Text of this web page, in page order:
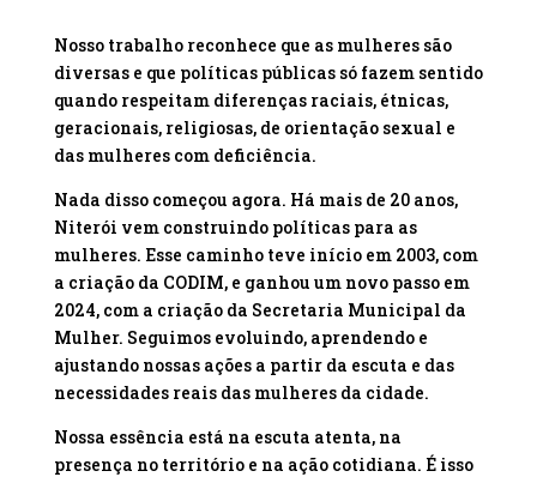
Nosso trabalho reconhece que as mulheres são
diversas e que políticas públicas só fazem sentido
quando respeitam diferenças raciais, étnicas,
geracionais, religiosas, de orientação sexual e
das mulheres com deficiência.
Nada disso começou agora. Há mais de 20 anos,
Niterói vem construindo políticas para as
mulheres. Esse caminho teve início em 2003, com
a criação da CODIM, e ganhou um novo passo em
2024, com a criação da Secretaria Municipal da
Mulher. Seguimos evoluindo, aprendendo e
ajustando nossas ações a partir da escuta e das
necessidades reais das mulheres da cidade.
Nossa essência está na escuta atenta, na
presença no território e na ação cotidiana. É isso